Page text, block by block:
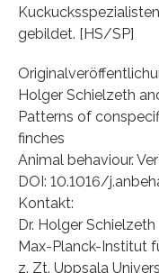
gebildet. [HS/SP]
Holger Schielzeth
Patterns of
finches
Animal behaviour.
DOI: 10.1016/
Kontakt:
Dr. Holger Schielzeth
Max-Planck-Institut
z. Zt. Uppsala